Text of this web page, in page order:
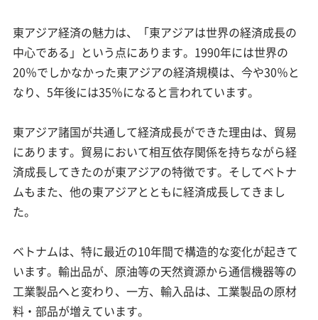
東アジア経済の魅力は、「東アジアは世界の経済成長の
中心である」という点にあります。1990年には世界の
20％でしかなかった東アジアの経済規模は、今や30％と
なり、5年後には35％になると言われています。
東アジア諸国が共通して経済成長ができた理由は、貿易
にあります。貿易において相互依存関係を持ちながら経
済成長してきたのが東アジアの特徴です。そしてベトナ
ムもまた、他の東アジアとともに経済成長してきまし
た。
ベトナムは、特に最近の10年間で構造的な変化が起きて
います。輸出品が、原油等の天然資源から通信機器等の
工業製品へと変わり、一方、輸入品は、工業製品の原材
料・部品が増えています。